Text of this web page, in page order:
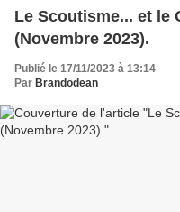
Le Scoutisme... et le
(Novembre 2023).
Publié le 17/11/2023 à 13:14
Par Brandodean